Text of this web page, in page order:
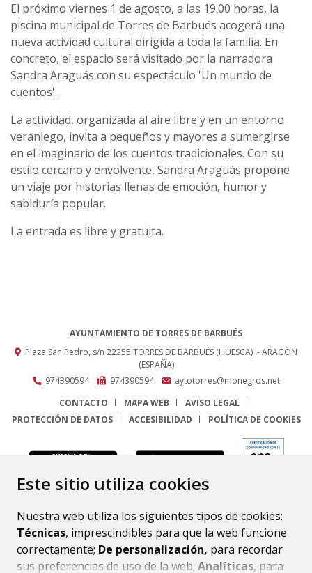
Este sitio utiliza cookies
Nuestra web utiliza los siguientes tipos de cookies:
Técnicas, imprescindibles para que la web funcione
correctamente; De personalización, para recordar
sus preferencias de uso de la web; Analíticas, para
El próximo viernes 1 de agosto, a las 19.00 horas, la
piscina municipal de Torres de Barbués acogerá una
nueva actividad cultural dirigida a toda la familia. En
concreto, el espacio será visitado por la narradora
Sandra Araguás con su espectáculo 'Un mundo de
cuentos'.
La actividad, organizada al aire libre y en un entorno
veraniego, invita a pequeños y mayores a sumergirse
en el imaginario de los cuentos tradicionales. Con su
estilo cercano y envolvente, Sandra Araguás propone
un viaje por historias llenas de emoción, humor y
sabiduría popular.
La entrada es libre y gratuita.
AYUNTAMIENTO DE TORRES DE BARBUÉS
Plaza San Pedro, s/n 22255 TORRES DE BARBUÉS (HUESCA) - ARAGÓN
(ESPAÑA)
974390594
974390594
aytotorres@monegros.net
CONTACTO
MAPA WEB
AVISO LEGAL
PROTECCIÓN DE DATOS
ACCESIBILIDAD POLÍTICA DE COOKIES